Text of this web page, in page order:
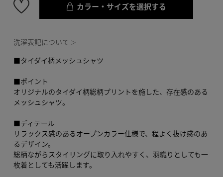
カラー・サイズを選択する
洗濯表記について ＞
■タイダイ柄メッシュシャツ
■ポイント
オリジナルのタイダイ柄総柄プリントを施した、存在感のある
メッシュシャツ。
■ディテール
リラックス感のあるオープンカラー仕様で、程よく抜け感のあ
るデザイン。
総柄ながらスタイリングに取り入れやすく、羽織りとしても一
枚着としても活躍します。